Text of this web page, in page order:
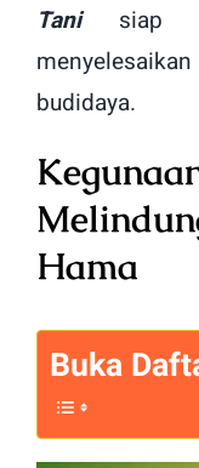
Tanisiap
budidaya.
Hama
Buka